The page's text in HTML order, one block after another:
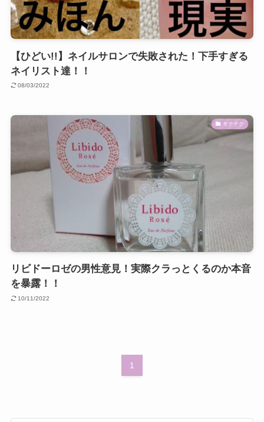
【ひどい!!】ネイルサロンで失敗された！下手すぎる
ネイリスト達！！
08/03/2022
モテテク
リビドーロゼの男性意見！実際クラっとくるのか本音
を暴露！！
10/11/2022
1